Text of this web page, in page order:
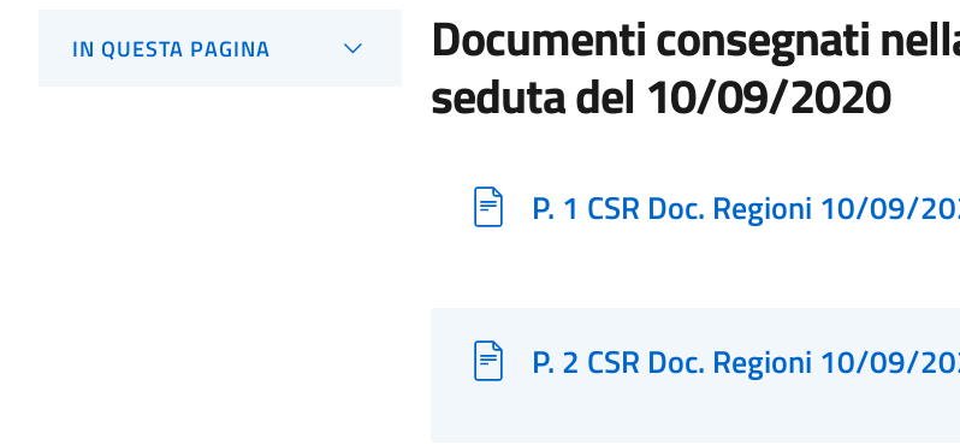
IN QUESTA PAGINA Documenti consegnati
seduta del 10/09/2020
P. 1 CSR Doc. Regioni 10/09/
P. 2 CSR Doc. Regioni 10/09/